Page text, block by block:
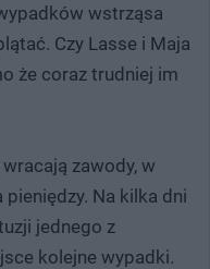
wstrząsa
Czy Lasse i Maja
że coraz trudniej im
zawody, w
Na kilka dni
jednego z
kolejne wypadki.